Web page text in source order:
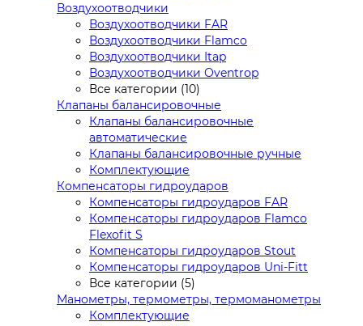
Воздухоотводчики
Воздухоотводчики FAR
Воздухоотводчики Flamco
Воздухоотводчики Itap
Воздухоотводчики Oventrop
Все категории (10)
Клапаны балансировочные
Клапаны балансировочные
автоматические
Клапаны балансировочные ручные
Комплектующие
Компенсаторы гидроударов
Компенсаторы гидроударов FAR
Компенсаторы гидроударов Flamco
Flexofit S
Компенсаторы гидроударов Stout
Компенсаторы гидроударов Uni-Fitt
Все категории (5)
Манометры, термометры, термоманометры
Комплектующие